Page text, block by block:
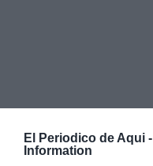
El Periodico de Aqui -
Information